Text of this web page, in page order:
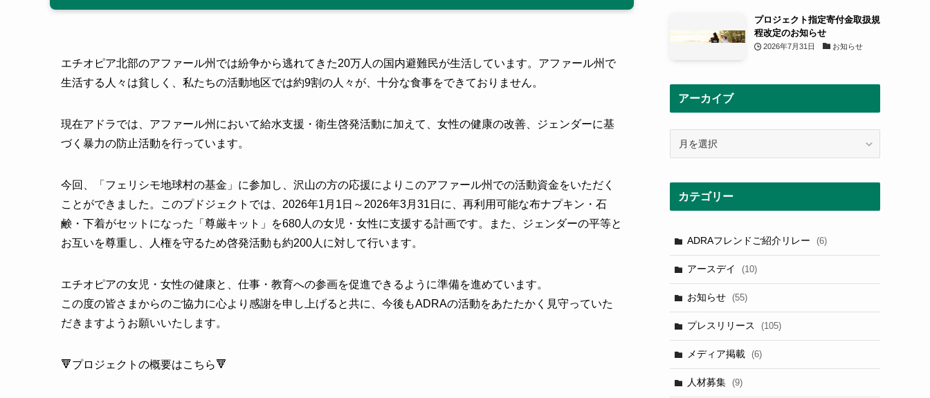
エチオピア北部のアファール州では紛争から逃れてきた20万人の国内避難民が生活しています。アファール州で
生活する人々は貧しく、私たちの活動地区では約9割の人々が、十分な食事をできておりません。
現在アドラでは、アファール州において給水支援・衛生啓発活動に加えて、女性の健康の改善、ジェンダーに基
づく暴力の防止活動を行っています。
今回、「フェリシモ地球村の基金」に参加し、沢山の方の応援によりこのアファール州での活動資金をいただく
ことができました。このプドジェクトでは、2026年1月1日～2026年3月31日に、再利用可能な布ナプキン・石
鹸・下着がセットになった「尊厳キット」を680人の女児・女性に支援する計画です。また、ジェンダーの平等と
お互いを尊重し、人権を守るため啓発活動も約200人に対して行います。
エチオピアの女児・女性の健康と、仕事・教育への参画を促進できるように準備を進めています。
この度の皆さまからのご協力に心より感謝を申し上げると共に、今後もADRAの活動をあたたかく見守っていた
だきますようお願いいたします。
🔻プロジェクトの概要はこちら🔻
プロジェクト指定寄付金取扱規
程改定のお知らせ
2026年7月31日 お知らせ
アーカイブ
イ
カテゴリー
ADRAフレンドご紹介リレー (6)
アースデイ (10)
お知らせ (55)
プレスリリース (105)
メディア掲載 (6)
人材募集 (9)